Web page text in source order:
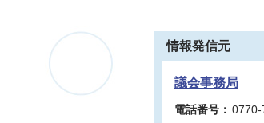
情報発信元
議会事務局
電話番号：